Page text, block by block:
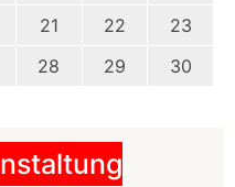
21 22
23
28 29
30